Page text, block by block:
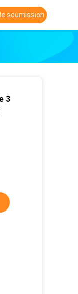
soumission
3